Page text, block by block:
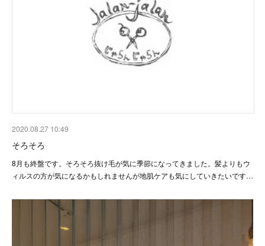
2020.08.27 10:49
そろそろ
8月も終盤です。そろそろ抜け毛が気に季節になってきました。髪よりもウ
ィルスの方が気になるかもしれませんが地肌ケアも気にしていきたいです…